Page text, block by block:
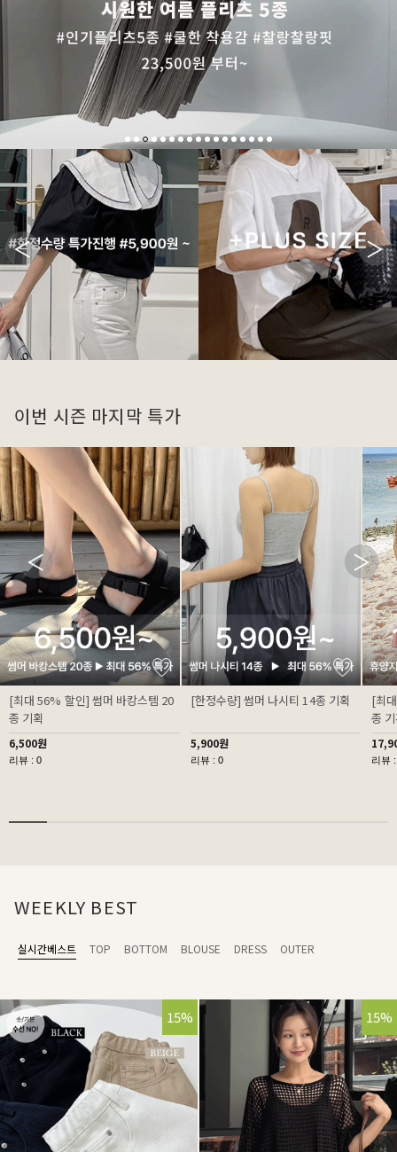
이번 시즌 마지막 특가
[최대 56% 할인] 썸머 바캉스템 20
종 기획
6,500원
리뷰 : 0
[한정수량] 썸머 나시티 14종 기획
5,900원
리뷰 : 0
[최
종
리뷰
WEEKLY BEST
실시간베스트 TOP BOTTOM BLOUSE DRESS OUTER
15% 15%